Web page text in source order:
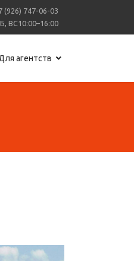
(926) 747-06-03
ВС10:00–16:00
агентств